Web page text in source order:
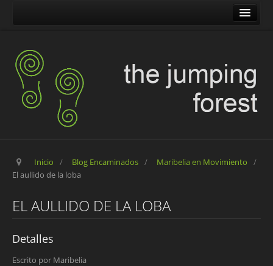
The Pilgrim Stone
Blog Encaminados
Carles
Maribelia en Movimiento
Inicio / Blog Encaminados / Maribelia en Movimiento
/
El aullido de la loba
EL AULLIDO DE LA LOBA
Detalles
Escrito por Maribelia